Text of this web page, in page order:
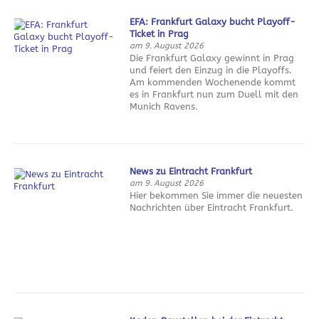
EFA: Frankfurt Galaxy bucht Playoff-
Ticket in Prag
am 9. August 2026
Die Frankfurt Galaxy gewinnt in Prag
und feiert den Einzug in die Playoffs.
Am kommenden Wochenende kommt
es in Frankfurt nun zum Duell mit den
Munich Ravens.
News zu Eintracht Frankfurt
am 9. August 2026
Hier bekommen Sie immer die neuesten
Nachrichten über Eintracht Frankfurt.